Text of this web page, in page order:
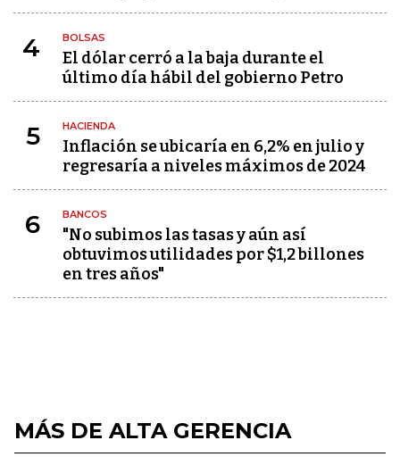
4 BOLSAS
El dólar cerró a la baja durante el
último día hábil del gobierno Petro
5 HACIENDA
Inflación se ubicaría en 6,2% en julio y
regresaría a niveles máximos de 2024
6 BANCOS
"No subimos las tasas y aún así
obtuvimos utilidades por $1,2 billones
en tres años"
MÁS DE ALTA GERENCIA